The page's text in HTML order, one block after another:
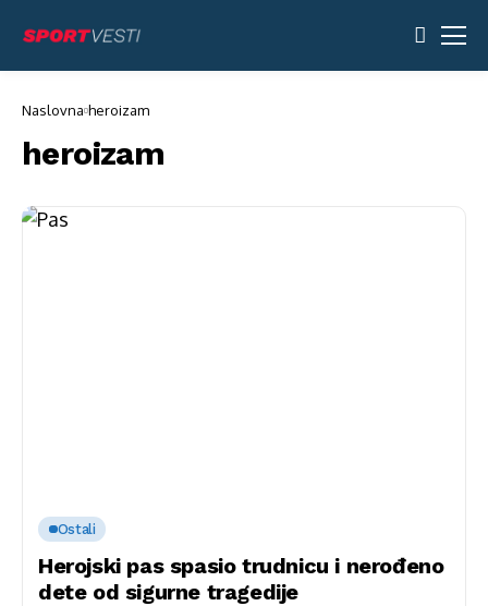
Naslovna heroizam
heroizam
Ostali
Herojski pas spasio trudnicu i nerođeno
dete od sigurne tragedije